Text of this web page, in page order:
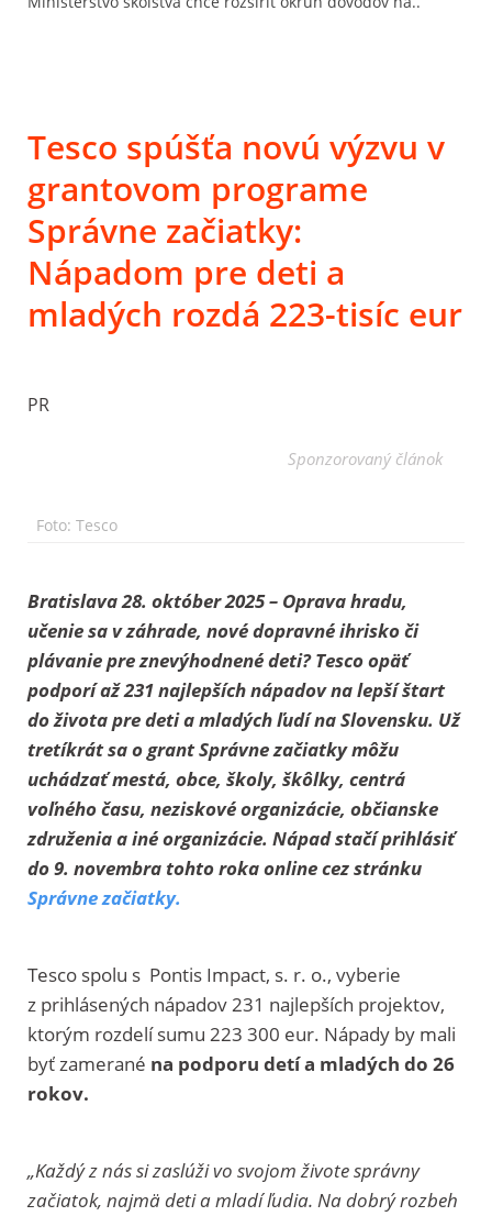
Tesco spúšťa novú výzvu v
grantovom programe
Správne začiatky:
Nápadom pre deti a
mladých rozdá 223-tisíc eur
PR
Sponzorovaný článok
Foto: Tesco
Bratislava 28. október 2025 – Oprava hradu,
učenie sa v záhrade, nové dopravné ihrisko či
plávanie pre znevýhodnené deti? Tesco opäť
podporí až 231 najlepších nápadov na lepší štart
do života pre deti a mladých ľudí na Slovensku. Už
tretíkrát sa o grant Správne začiatky môžu
uchádzať mestá, obce, školy, škôlky, centrá
voľného času, neziskové organizácie, občianske
združenia a iné organizácie. Nápad stačí prihlásiť
do 9. novembra tohto roka online cez stránku
Správne začiatky.
Tesco spolu s Pontis Impact, s. r. o., vyberie
z prihlásených nápadov 231 najlepších projektov,
ktorým rozdelí sumu 223 300 eur. Nápady by mali
byť zamerané na podporu detí a mladých do 26
rokov.
„Každý z nás si zaslúži vo svojom živote správny
začiatok, najmä deti a mladí ľudia. Na dobrý rozbeh